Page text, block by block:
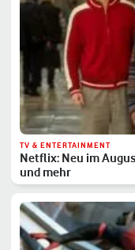
TV & ENTERTAINMENT
Netflix: Neu im
und mehr